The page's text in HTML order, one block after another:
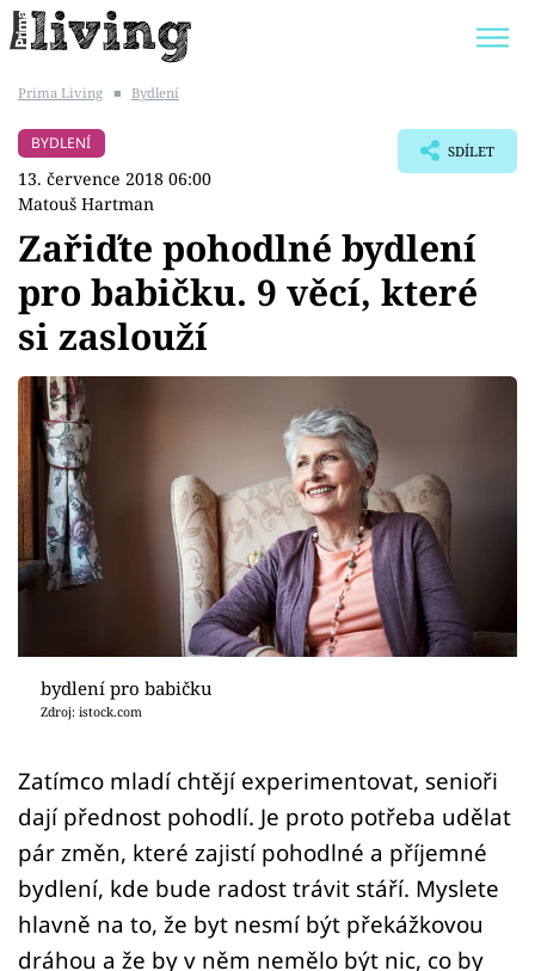
BYDLENÍ SLAVNÝCH
Témata
Bydlení
Zahrada
Design
Sledujte prima+
Sledujte nás
Prima Living ■ Bydlení
BYDLENÍ
13. července 2018 06:00
Matouš Hartman
SDÍLET
Zařiďte pohodlné bydlení
pro babičku. 9 věcí, které
si zaslouží
bydlení pro babičku
Zdroj: istock.com
Zatímco mladí chtějí experimentovat, senioři
dají přednost pohodlí. Je proto potřeba udělat
pár změn, které zajistí pohodlné a příjemné
bydlení, kde bude radost trávit stáří. Myslete
hlavně na to, že byt nesmí být překážkovou
dráhou a že by v něm nemělo být nic, co by